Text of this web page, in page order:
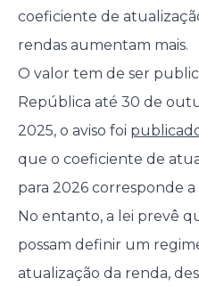
coeficiente de
rendas aumentam mais.
O valor tem de ser
República até 30 de
2025, o aviso foi
que o coeficiente de
para 2026 corresponde a
No entanto, a lei prevê
possam definir um
atualização da renda,